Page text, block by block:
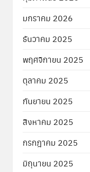
มกราคม 2026
ธันวาคม 2025
พฤศจิกายน 2025
ตุลาคม 2025
กันยายน 2025
สิงหาคม 2025
กรกฎาคม 2025
มิถุนายน 2025